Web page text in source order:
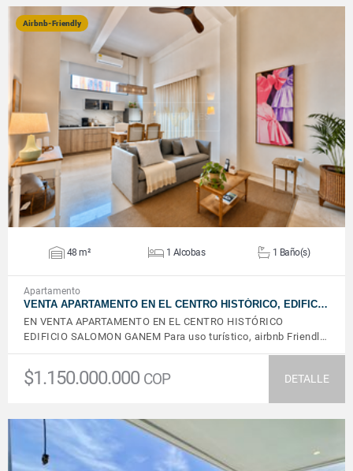
Airbnb-Friendly
VER DETALLES
48 m² 1 Alcobas 1 Baño(s)
Apartamento
VENTA APARTAMENTO EN EL CENTRO HISTÓRICO, EDIFIC…
EN VENTA APARTAMENTO EN EL CENTRO HISTÓRICO
EDIFICIO SALOMON GANEM Para uso turístico, airbnb Friendl…
$1.150.000.000 COP DETALLE